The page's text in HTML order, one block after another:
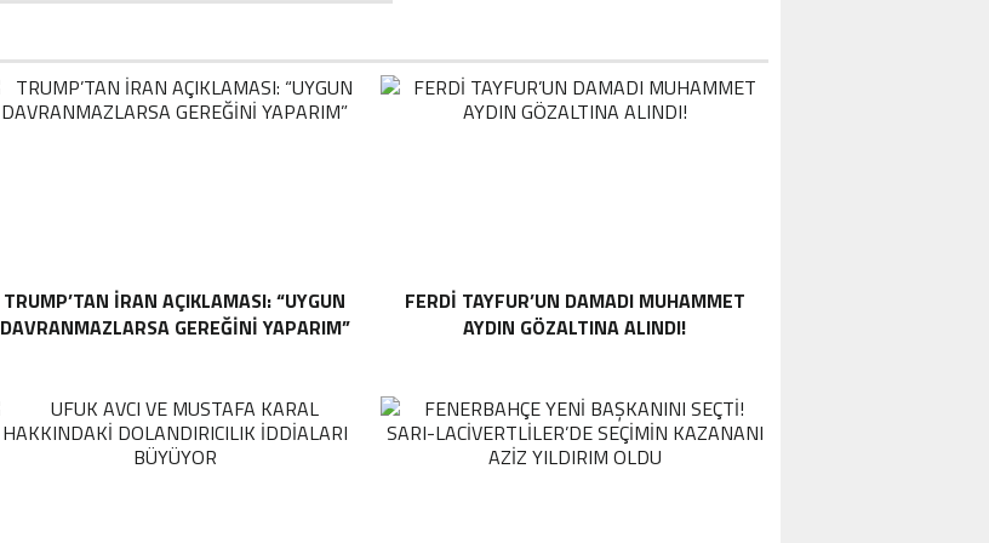
TRUMP’TAN İRAN AÇIKLAMASI: “UYGUN
DAVRANMAZLARSA GEREĞINI YAPARIM”
FERDI TAYFUR’UN DAMADI MUHAMMET
AYDIN GÖZALTINA ALINDI!